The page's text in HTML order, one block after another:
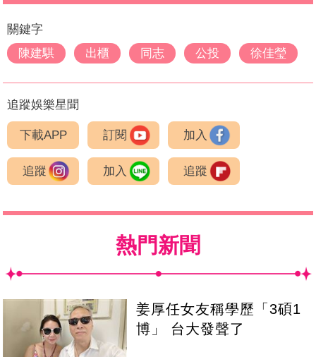
關鍵字
陳建騏
出櫃 同志 公投 徐佳瑩
追蹤娛樂星聞
下載APP 訂閱 加入
追蹤 加入 追蹤
熱門新聞
姜厚任女友稱學歷「3碩1
博」 台大發聲了